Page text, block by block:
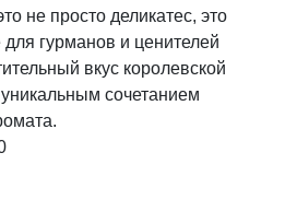
не просто деликатес, это
гурманов и ценителей
вкус королевской
сочетанием